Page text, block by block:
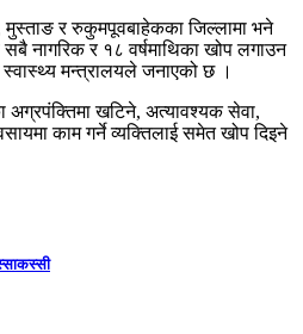
र रुकुमपूवबाहेकका जिल्लामा भने
नागरिक र १८ वर्षमाथिका खोप लगाउन
स्वास्थ्य मन्त्रालयले जनाएको छ ।
खटिने, अत्यावश्यक सेवा,
काम गर्ने व्यक्तिलाई समेत खोप दिइने